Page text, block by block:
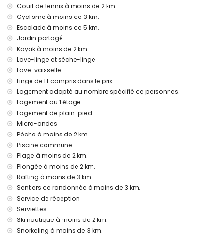
internet (WiFi)
fer et planche à repasser
linge de lit et serviettes
service de réception et service d'urgence 24h/24
chauffage central et climatisation
Installations et services à supplément
service d'aéroport
lit supplémentaire et lit bébé (sur demande)
Divertissements et activités de loisirs pour vos vacances à
Jávea, Costa Blanca
cinéma, discothèque, club de nuit, bar, promenade (El
Sites et culture à Jávea, Costa Blanca
musée (Histórico de Jávea), église (San Bartolomé, Pueblo,
Jávea), ruine (Pueblo de Jávea, Jávea), monument (Pueblo
de Jávea, Jávea), bâtiment architectural (Pueblo de Jávea,
Jávea), lieu historique (Pueblo de Jávea et Jávea) (à moins
de 5 kilomètres du logement)
château (Castillo de Denia et Denia) (à moins de 25
kilomètres du logement)
Sports
Court de tennis à moins de 2 km.
Cyclisme à moins de 3 km.
Escalade à moins de 5 km.
Jardin partagé
Kayak à moins de 2 km.
Lave-linge et sèche-linge
Lave-vaisselle
Linge de lit compris dans le prix
Logement adapté au nombre spécifié de personnes.
Logement au 1 étage
Logement de plain-pied.
Micro-ondes
Pêche à moins de 2 km.
Piscine commune
Plage à moins de 2 km.
Plongée à moins de 2 km.
Rafting à moins de 3 km.
Sentiers de randonnée à moins de 3 km.
Service de réception
Serviettes
Ski nautique à moins de 2 km.
Snorkeling à moins de 3 km.